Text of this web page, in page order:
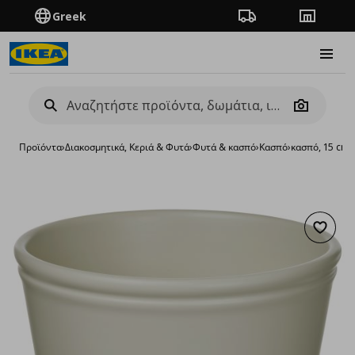
Greek Πορεία παραγγελίας
Camera
Προϊόντα›Διακοσμητικά, Κεριά & Φυτά›Φυτά & κασπό›Κασπό›κασπό, 15 cm